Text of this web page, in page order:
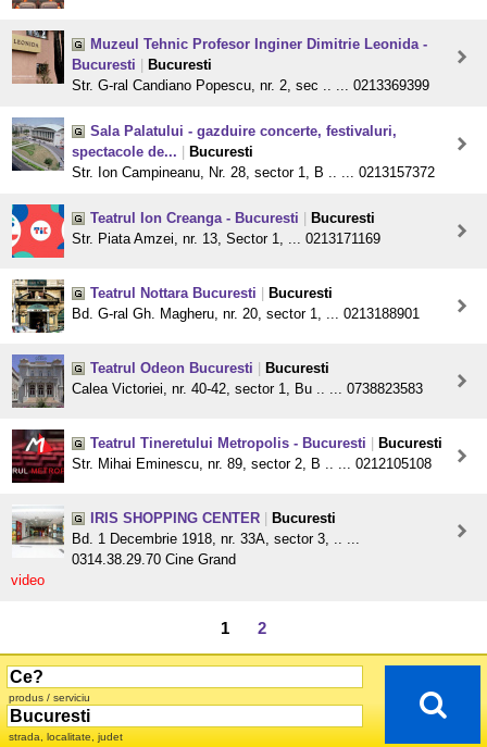
Muzeul Tehnic Profesor Inginer Dimitrie Leonida -
Bucuresti
Bucuresti
Str. G-ral Candiano Popescu, nr. 2, sec .. ... 0213369399
Sala Palatului - gazduire concerte, festivaluri,
spectacole de...
Bucuresti
Str. Ion Campineanu, Nr. 28, sector 1, B .. ... 0213157372
Teatrul Ion Creanga - Bucuresti
Bucuresti
Str. Piata Amzei, nr. 13, Sector 1, ... 0213171169
Teatrul Nottara Bucuresti
Bucuresti
Bd. G-ral Gh. Magheru, nr. 20, sector 1, ... 0213188901
Teatrul Odeon Bucuresti
Bucuresti
Calea Victoriei, nr. 40-42, sector 1, Bu .. ... 0738823583
Teatrul Tineretului Metropolis - Bucuresti
Bucuresti
Str. Mihai Eminescu, nr. 89, sector 2, B .. ... 0212105108
IRIS SHOPPING CENTER
Bucuresti
Bd. 1 Decembrie 1918, nr. 33A, sector 3, .. ...
0314.38.29.70 Cine Grand
video
1 2
produs / serviciu
strada, localitate, judet